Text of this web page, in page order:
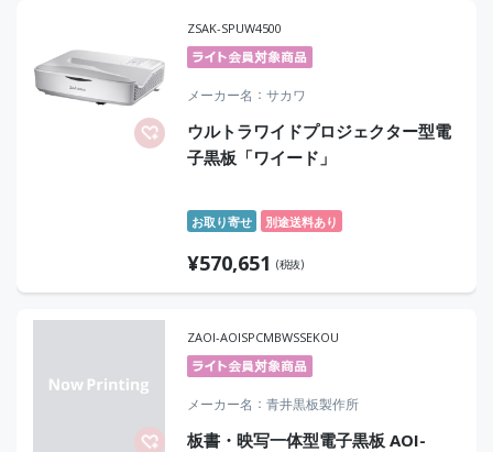
ZSAK-SPUW4500
メーカー名 サカワ
ウルトラワイドプロジェクター型電
子黒板「ワイード」
お取り寄せ 別途送料あり
¥570,651 (税抜)
ZAOI-AOISPCMBWSSEKOU
メーカー名 青井黒板製作所
板書・映写一体型電子黒板 AOI-